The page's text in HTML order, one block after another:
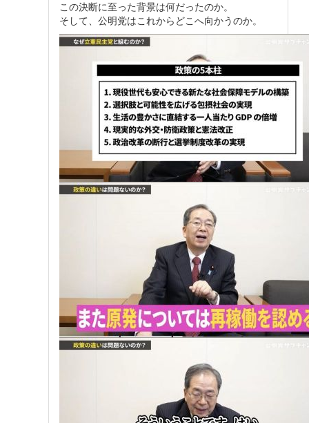
この決断に至った背景は何だったのか。
そして、公明党はこれからどこへ向かうのか。